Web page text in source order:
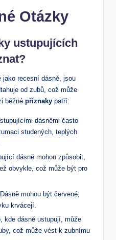
Otázky
ustupujících
jako recesní dásně, jsou
od zubů, což může
běžné příznaky patří:
dásněmi často
studených, teplých
dásně mohou způsobit,
obvykle, což může být pro
mohou být červené,
krvácejí.
kde dásně ustupují, může
což může vést k zubnímu